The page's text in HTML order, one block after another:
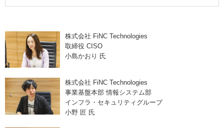
株式会社 FiNC Technologies
取締役 CISO
小島かおり 氏
株式会社 FiNC Technologies
事業基盤本部 情報システム部
インフラ・セキュリティグループ
小野 匠 氏